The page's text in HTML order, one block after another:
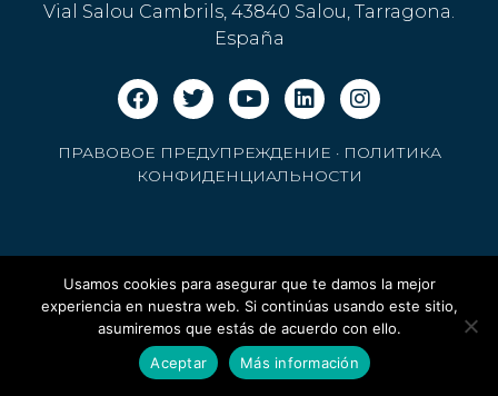
Vial Salou Cambrils, 43840 Salou, Tarragona.
España
ПРАВОВОЕ ПРЕДУПРЕЖДЕНИЕ · ПОЛИТИКА
КОНФИДЕНЦИАЛЬНОСТИ
Usamos cookies para asegurar que te damos la mejor
experiencia en nuestra web. Si continúas usando este sitio,
asumiremos que estás de acuerdo con ello.
Aceptar
Más información